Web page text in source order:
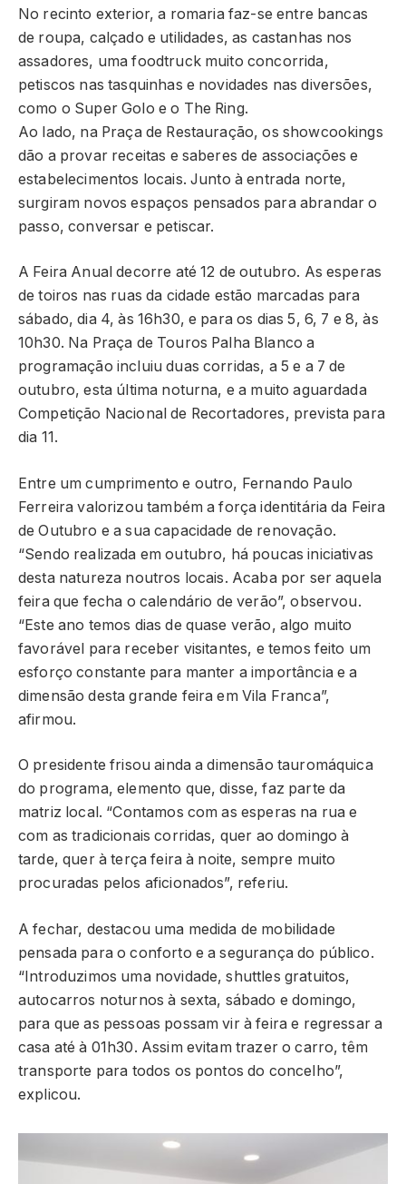
No recinto exterior, a romaria faz-se entre bancas
de roupa, calçado e utilidades, as castanhas nos
assadores, uma foodtruck muito concorrida,
petiscos nas tasquinhas e novidades nas diversões,
como o Super Golo e o The Ring.
Ao lado, na Praça de Restauração, os showcookings
dão a provar receitas e saberes de associações e
estabelecimentos locais. Junto à entrada norte,
surgiram novos espaços pensados para abrandar o
passo, conversar e petiscar.
A Feira Anual decorre até 12 de outubro. As esperas
de toiros nas ruas da cidade estão marcadas para
sábado, dia 4, às 16h30, e para os dias 5, 6, 7 e 8, às
10h30. Na Praça de Touros Palha Blanco a
programação incluiu duas corridas, a 5 e a 7 de
outubro, esta última noturna, e a muito aguardada
Competição Nacional de Recortadores, prevista para
dia 11.
Entre um cumprimento e outro, Fernando Paulo
Ferreira valorizou também a força identitária da Feira
de Outubro e a sua capacidade de renovação.
“Sendo realizada em outubro, há poucas iniciativas
desta natureza noutros locais. Acaba por ser aquela
feira que fecha o calendário de verão”, observou.
“Este ano temos dias de quase verão, algo muito
favorável para receber visitantes, e temos feito um
esforço constante para manter a importância e a
dimensão desta grande feira em Vila Franca”,
afirmou.
O presidente frisou ainda a dimensão tauromáquica
do programa, elemento que, disse, faz parte da
matriz local. “Contamos com as esperas na rua e
com as tradicionais corridas, quer ao domingo à
tarde, quer à terça feira à noite, sempre muito
procuradas pelos aficionados”, referiu.
A fechar, destacou uma medida de mobilidade
pensada para o conforto e a segurança do público.
“Introduzimos uma novidade, shuttles gratuitos,
autocarros noturnos à sexta, sábado e domingo,
para que as pessoas possam vir à feira e regressar a
casa até à 01h30. Assim evitam trazer o carro, têm
transporte para todos os pontos do concelho”,
explicou.